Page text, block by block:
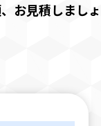
お見積しましょ